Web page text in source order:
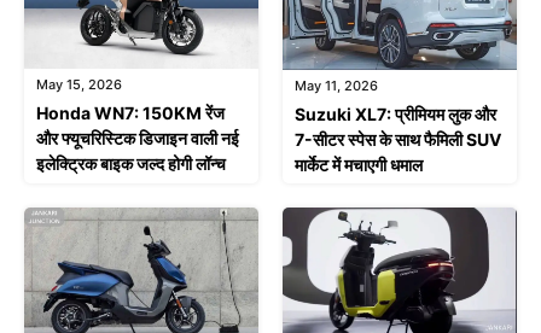
May 15, 2026
Honda WN7: 150KM रेंज
और फ्यूचरिस्टिक डिजाइन वाली नई
इलेक्ट्रिक बाइक जल्द होगी लॉन्च
May 11, 2026
Suzuki XL7: प्रीमियम लुक और
7-सीटर स्पेस के साथ फैमिली SUV
मार्केट में मचाएगी धमाल